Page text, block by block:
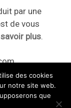
par une
de vous
savoir plus.
des cookies
notre site web.
que